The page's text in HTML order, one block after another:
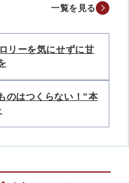
一覧を見る
リーを気にせずに甘
のはつくらない！“本